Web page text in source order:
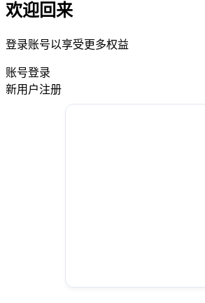
欢迎回来
登录账号以享受更多权益
账号登录
新用户注册